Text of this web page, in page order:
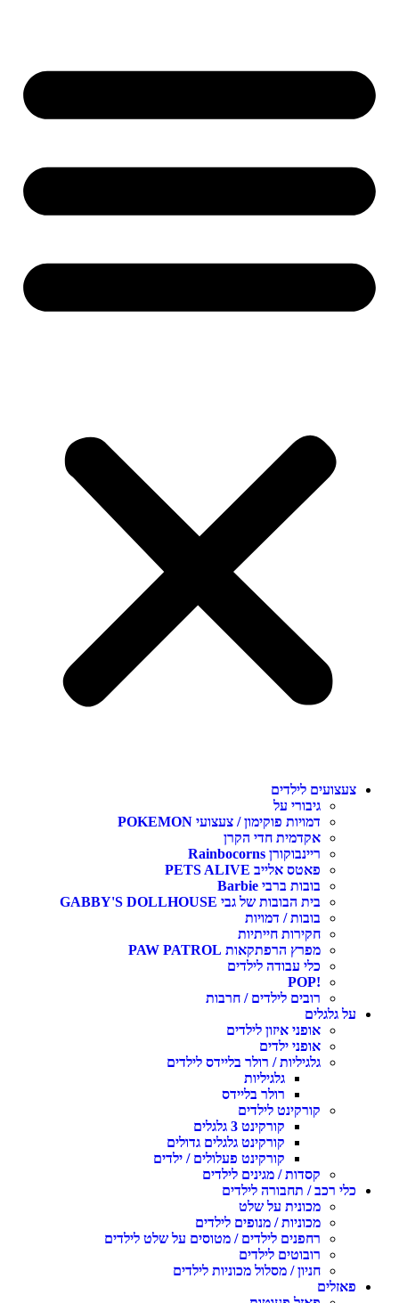
צעצועים לילדים
גיבורי על
דמויות פוקימון / צעצועי POKEMON
אקדמית חדי הקרן
ריינבוקורן Rainbocorns
פאטס אלייב PETS ALIVE
בובות ברבי Barbie
בית הבובות של גבי GABBY'S DOLLHOUSE
בובות / דמויות
חקירות חייתיות
מפרץ הרפתקאות PAW PATROL
כלי עבודה לילדים
!POP
רובים לילדים / חרבות
על גלגלים
אופני איזון לילדים
אופני ילדים
גלגיליות / רולר בליידס לילדים
גלגיליות
רולר בליידס
קורקינט לילדים
קורקינט 3 גלגלים
קורקינט גלגלים גדולים
קורקינט פעלולים / ילדים
קסדות / מגינים לילדים
כלי רכב / תחבורה לילדים
מכונית על שלט
מכוניות / מנופים לילדים
רחפנים לילדים / מטוסים על שלט לילדים
רובוטים לילדים
חניון / מסלול מכוניות לילדים
פאזלים